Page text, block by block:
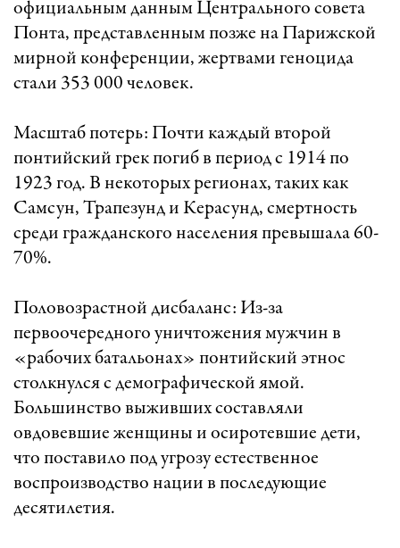
официальным данным Центрального совета
Понта, представленным позже на Парижской
мирной конференции, жертвами геноцида
стали 353 000 человек.
Масштаб потерь: Почти каждый второй
понтийский грек погиб в период с 1914 по
1923 год. В некоторых регионах, таких как
Самсун, Трапезунд и Керасунд, смертность
среди гражданского населения превышала 60-
70%.
Половозрастной дисбаланс: Из-за
первоочередного уничтожения мужчин в
«рабочих батальонах» понтийский этнос
столкнулся с демографической ямой.
Большинство выживших составляли
овдовевшие женщины и осиротевшие дети,
что поставило под угрозу естественное
воспроизводство нации в последующие
десятилетия.